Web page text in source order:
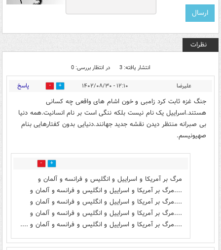
نظرات
انتشار یافته: 3 در انتظار بررسی: 0
علیرضا ۱۲:۱۰ - ۱۴۰۲/۰۸/۳۰ 6 پاسخ
جنگ غزه ثابت کرد زامبی و خون اشام های واقعی چه کسانی
هستند.اسراییل یک نام نیست بلکه ننگی است بر نام انسانیت.همه دنیا
بی صبرانه منتظر دیدن نقشه جدید جهانند.دنیایی بدون کفتارهایی بنام
صهیونیسم.
3
مرگ بر آمریکا و اسراییل و انگلیس و فرانسه و آلمان و
....مرگ بر آمریکا و اسراییل و انگلیس و فرانسه و آلمان و
....مرگ بر آمریکا و اسراییل و انگلیس و فرانسه و آلمان و
....مرگ بر آمریکا و اسراییل و انگلیس و فرانسه و آلمان و
....مرگ بر آمریکا و اسراییل و انگلیس و فرانسه و آلمان و ....